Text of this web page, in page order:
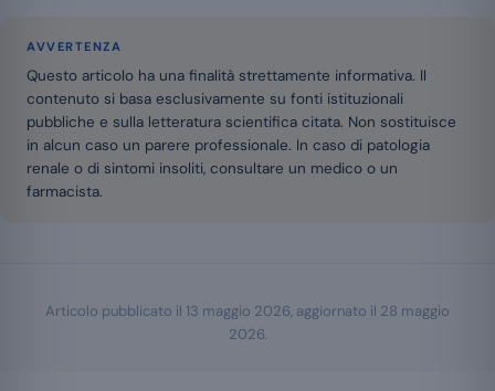
AVVERTENZA
Questo articolo ha una finalità strettamente informativa. Il
contenuto si basa esclusivamente su fonti istituzionali
pubbliche e sulla letteratura scientifica citata. Non sostituisce
in alcun caso un parere professionale. In caso di patologia
renale o di sintomi insoliti, consultare un medico o un
farmacista.
Articolo pubblicato il 13 maggio 2026, aggiornato il 28 maggio
2026.